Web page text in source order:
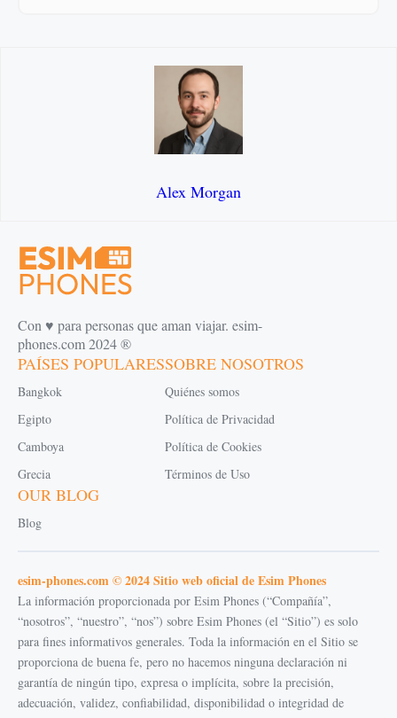
Alex Morgan
Con ♥️ para personas que aman viajar. esim-
phones.com 2024 ®
PAÍSES POPULARES
Bangkok
Egipto
Camboya
Grecia
SOBRE NOSOTROS
Quiénes somos
Política de Privacidad
Política de Cookies
Términos de Uso
OUR BLOG
Blog
esim-phones.com © 2024 Sitio web oficial de Esim Phones
La información proporcionada por Esim Phones (“Compañía”,
“nosotros”, “nuestro”, “nos”) sobre Esim Phones (el “Sitio”) es solo
para fines informativos generales. Toda la información en el Sitio se
proporciona de buena fe, pero no hacemos ninguna declaración ni
garantía de ningún tipo, expresa o implícita, sobre la precisión,
adecuación, validez, confiabilidad, disponibilidad o integridad de